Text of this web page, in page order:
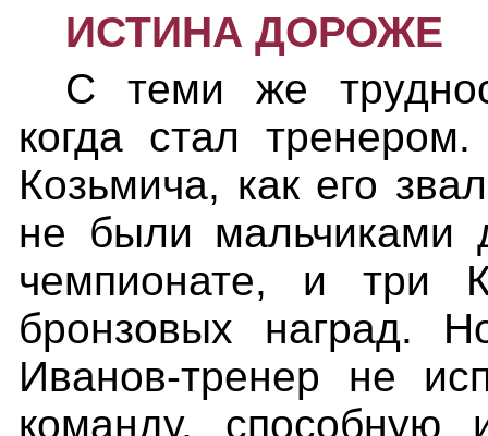
ИСТИНА ДОРОЖЕ
С теми же
когда стал
Козьмича, как его
не были мальчиками
чемпионате, и три
бронзовых наград.
Иванов-тренер не
команду, способную